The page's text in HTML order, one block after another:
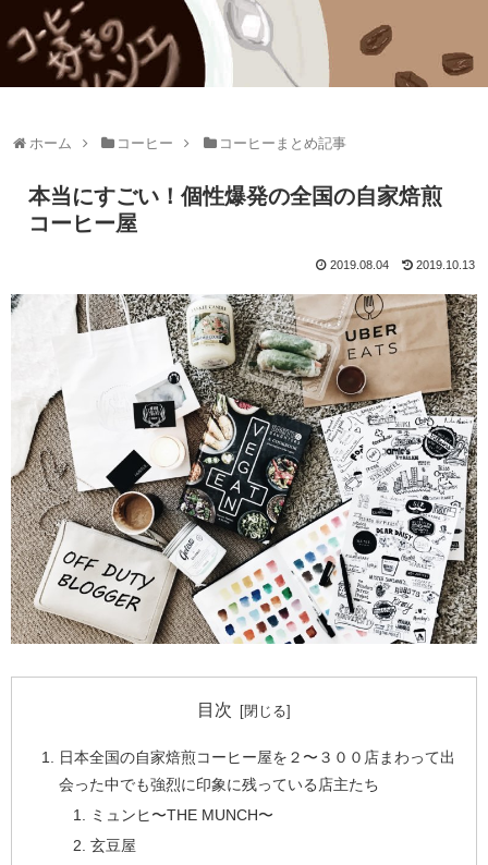
ホーム コーヒー コーヒーまとめ記事
本当にすごい！個性爆発の全国の自家焙煎
コーヒー屋
2019.08.04 2019.10.13
目次
日本全国の自家焙煎コーヒー屋を２〜３００店まわって出
会った中でも強烈に印象に残っている店主たち
ミュンヒ〜THE MUNCH〜
玄豆屋